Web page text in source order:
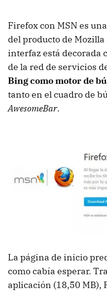
Firefox con MSN es
del producto de
interfaz está decorada
de la red de servicios
Bing como motor de
tanto en el cuadro de
AwesomeBar.
La página de inicio
como cabía esperar.
aplicación (18,50 MB),